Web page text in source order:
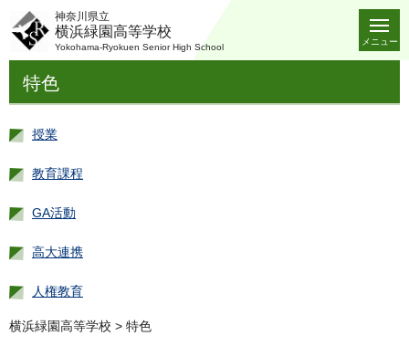
神奈川県立
横浜緑園高等学校
Yokohama-Ryokuen Senior High School
メニュー
特色
授業
教育課程
GA活動
高大連携
人権教育
横浜緑園高等学校 > 特色